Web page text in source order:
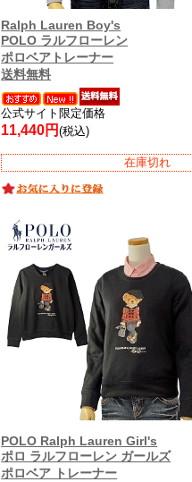
Ralph Lauren Boy's
POLO ラルフローレン
ポロベアトレーナー
送料無料
公式サイト限定価格
11,440円(税込)
在庫切れ
POLO Ralph Lauren Girl's
ポロ ラルフローレン ガールズ
ポロベア トレーナー